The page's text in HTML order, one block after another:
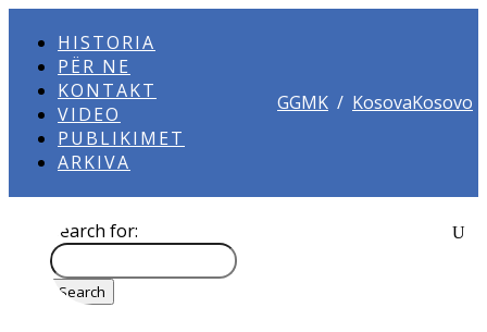
HISTORIA
PËR NE
KONTAKT
VIDEO
PUBLIKIMET
ARKIVA
GGMK / KosovaKosovo
Search for: